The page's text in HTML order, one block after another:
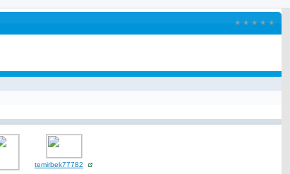
temirbek77782